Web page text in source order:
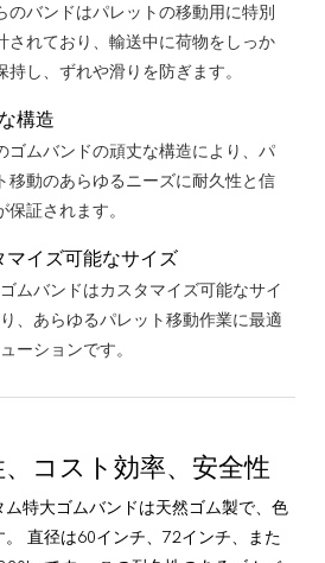
のバンドはパレットの移動用に特別
されており、輸送中に荷物をしっか
持し、ずれや滑りを防ぎます。
構造
ゴムバンドの頑丈な構造により、パ
移動のあらゆるニーズに耐久性と信
保証されます。
マイズ可能なサイズ
ムバンドはカスタマイズ可能なサイ
、あらゆるパレット移動作業に最適
ーションです。
コスト効率、安全性
特大ゴムバンドは天然ゴム製で、色
直径は60インチ、72インチ、また